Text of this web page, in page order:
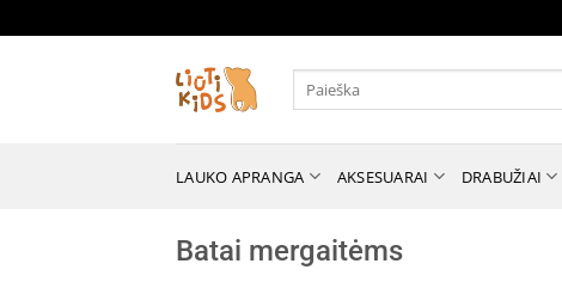
to
Ieškoti:
LAUKO APRANGA AKSESUARAI DRABUŽIAI
Batai mergaitėms